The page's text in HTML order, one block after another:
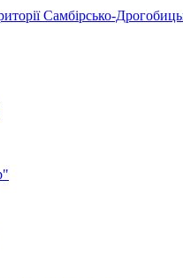
Самбірсько-